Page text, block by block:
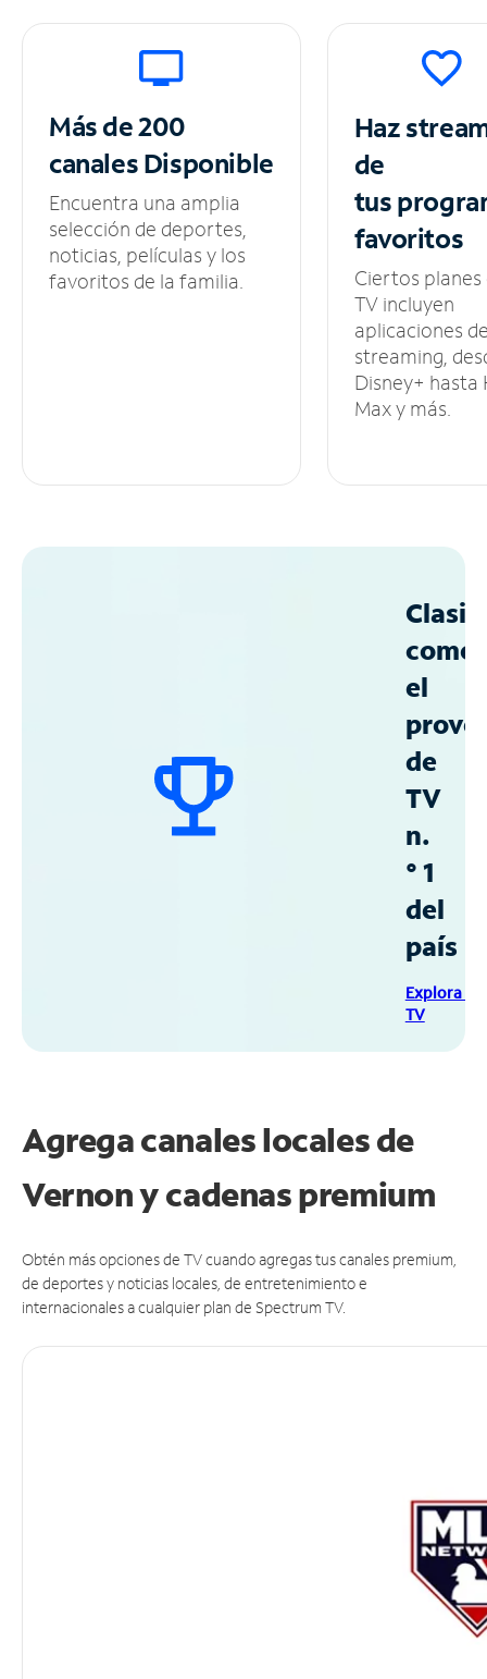
Más de 200
canalesDisponible
Encuentra una amplia
selección de deportes,
noticias, películas y los
favoritos de la familia.
Haz
de
tus
favoritos
Ciertos planes
TV incluyen
aplicaciones
streaming,
Disney+ hasta
Max y más.
como
el
de
TV
n.
° 1
del
país
Explora
TV
Agrega canales locales de
Vernon y cadenas premium
Obtén más opciones de TV cuando agregas tus canales premium,
de deportes y noticias locales, de entretenimiento e
internacionales a cualquier plan de Spectrum TV.